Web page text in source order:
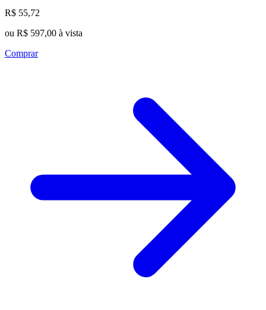
R$ 55,72
ou R$ 597,00 à vista
Comprar